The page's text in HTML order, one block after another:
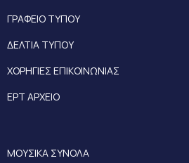
ΓΡΑΦΕΙΟ ΤΥΠΟΥ
ΔΕΛΤΙΑ ΤΥΠΟΥ
ΧΟΡΗΓΙΕΣ ΕΠΙΚΟΙΝΩΝΙΑΣ
ΕΡΤ ΑΡΧΕΙΟ
ΜΟΥΣΙΚΑ ΣΥΝΟΛΑ